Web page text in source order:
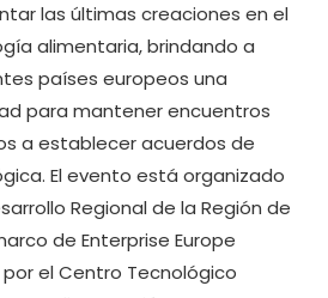
las últimas creaciones en el
alimentaria, brindando a
países europeos una
para mantener encuentros
a establecer acuerdos de
El evento está organizado
Regional de la Región de
de Enterprise Europe
y por el Centro Tecnológico